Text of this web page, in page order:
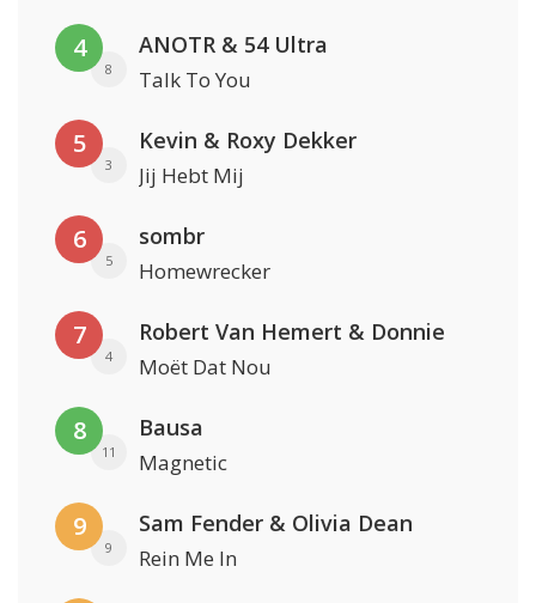
4
8
ANOTR & 54 Ultra
Talk To You
5
3
Kevin & Roxy Dekker
Jij Hebt Mij
6
5
sombr
Homewrecker
7
4
Robert Van Hemert & Donnie
Moët Dat Nou
8
11
Bausa
Magnetic
9
9
Sam Fender & Olivia Dean
Rein Me In